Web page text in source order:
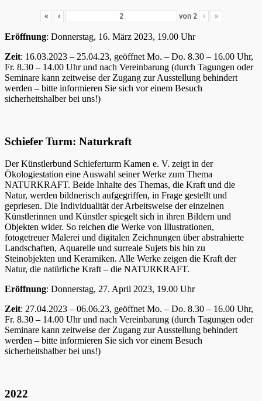
« ‹ von 2 › »
Eröffnung: Donnerstag, 16. März 2023, 19.00 Uhr
Zeit: 16.03.2023 – 25.04.23, geöffnet Mo. – Do. 8.30 – 16.00 Uhr,
Fr. 8.30 – 14.00 Uhr und nach Vereinbarung (durch Tagungen oder
Seminare kann zeitweise der Zugang zur Ausstellung behindert
werden – bitte informieren Sie sich vor einem Besuch
sicherheitshalber bei uns!)
Schiefer Turm: Naturkraft
Der Künstlerbund Schieferturm Kamen e. V. zeigt in der
Ökologiestation eine Auswahl seiner Werke zum Thema
NATURKRAFT. Beide Inhalte des Themas, die Kraft und die
Natur, werden bildnerisch aufgegriffen, in Frage gestellt und
gepriesen. Die Individualität der Arbeitsweise der einzelnen
Künstlerinnen und Künstler spiegelt sich in ihren Bildern und
Objekten wider. So reichen die Werke von Illustrationen,
fotogetreuer Malerei und digitalen Zeichnungen über abstrahierte
Landschaften, Aquarelle und surreale Sujets bis hin zu
Steinobjekten und Keramiken. Alle Werke zeigen die Kraft der
Natur, die natürliche Kraft – die NATURKRAFT.
Eröffnung: Donnerstag, 27. April 2023, 19.00 Uhr
Zeit: 27.04.2023 – 06.06.23, geöffnet Mo. – Do. 8.30 – 16.00 Uhr,
Fr. 8.30 – 14.00 Uhr und nach Vereinbarung (durch Tagungen oder
Seminare kann zeitweise der Zugang zur Ausstellung behindert
werden – bitte informieren Sie sich vor einem Besuch
sicherheitshalber bei uns!)
2022